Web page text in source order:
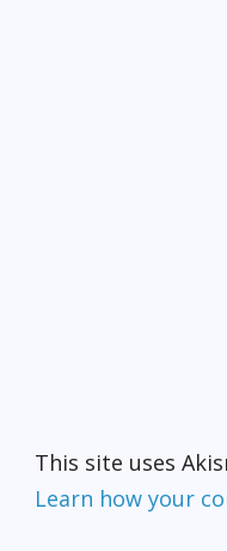
This site uses
Learn how your